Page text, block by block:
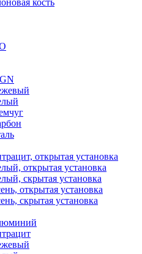
кость
открытая установка
открытая установка
скрытая установка
открытая установка
скрытая установка